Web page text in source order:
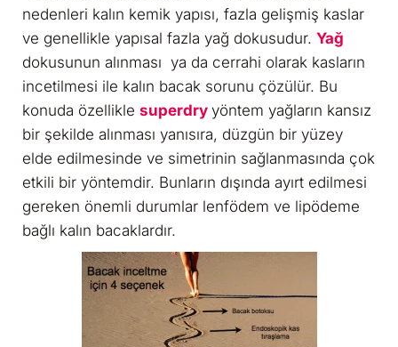
nedenleri kalın kemik yapısı, fazla gelişmiş kaslar
ve genellikle yapısal fazla yağ dokusudur. Yağ
dokusunun alınması ya da cerrahi olarak kasların
incetilmesi ile kalın bacak sorunu çözülür. Bu
konuda özellikle superdry yöntem yağların kansız
bir şekilde alınması yanısıra, düzgün bir yüzey
elde edilmesinde ve simetrinin sağlanmasında çok
etkili bir yöntemdir. Bunların dışında ayırt edilmesi
gereken önemli durumlar lenfödem ve lipödeme
bağlı kalın bacaklardır.